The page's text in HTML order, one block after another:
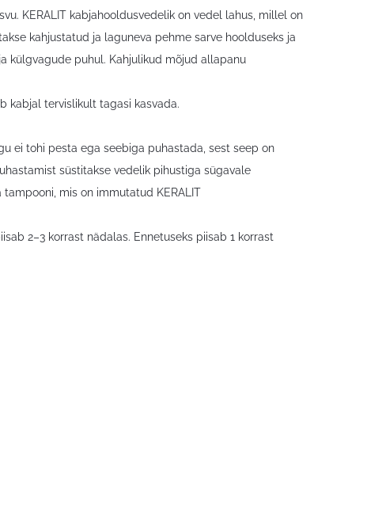
KERALIT kabjahooldusvedelik on vedel lahus, millel on
kahjustatud ja laguneva pehme sarve hoolduseks ja
külgvagude puhul. Kahjulikud mõjud allapanu
kabjal tervislikult tagasi kasvada.
ei tohi pesta ega seebiga puhastada, sest seep on
süstitakse vedelik pihustiga sügavale
mis on immutatud KERALIT
2–3 korrast nädalas. Ennetuseks piisab 1 korrast